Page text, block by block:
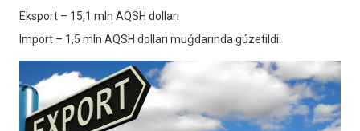
Eksport – 15,1 mln AQSH dolları
Import – 1,5 mln AQSH dolları muǵdarında gúzetildi.